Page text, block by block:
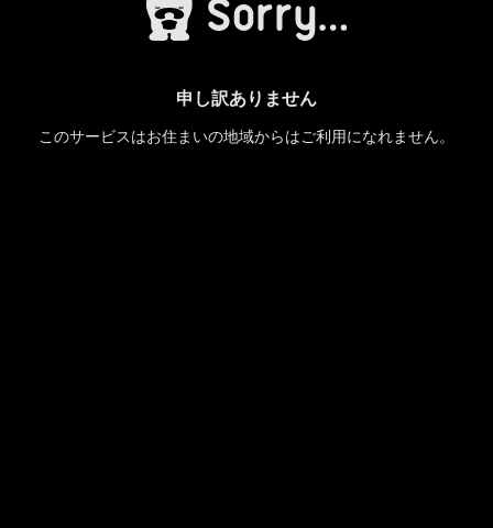
申し訳ありません
このサービスはお住まいの地域からはご利用になれません。